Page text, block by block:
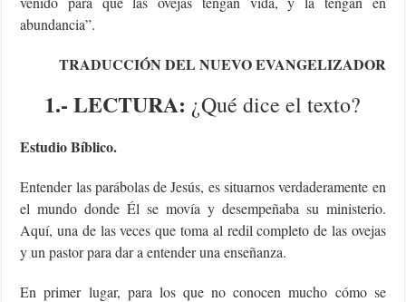
abundancia”.
TRADUCCIÓN DEL NUEVO EVANGELIZADOR
1.- LECTURA: ¿Qué dice el texto?
Estudio Bíblico.
Entender las parábolas de Jesús, es situarnos verdaderamente en
el mundo donde Él se movía y desempeñaba su ministerio.
Aquí, una de las veces que toma al redil completo de las ovejas
y un pastor para dar a entender una enseñanza.
En primer lugar, para los que no conocen mucho cómo se